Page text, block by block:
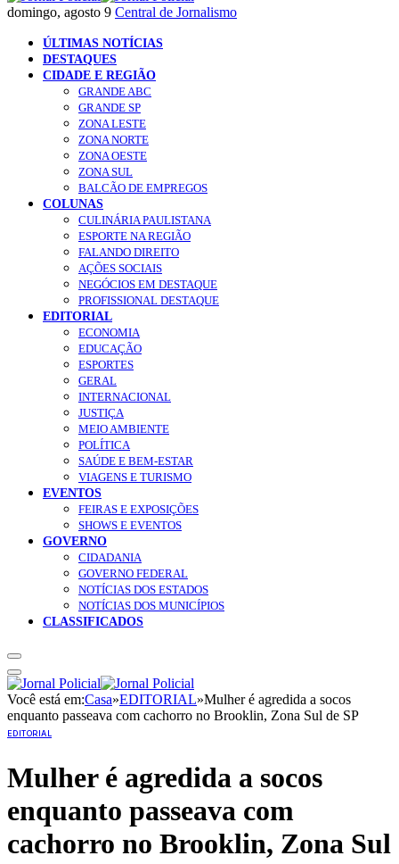
domingo, agosto 9 Central de Jornalismo
ÚLTIMAS NOTÍCIAS
DESTAQUES
CIDADE E REGIÃO
GRANDE ABC
GRANDE SP
ZONA LESTE
ZONA NORTE
ZONA OESTE
ZONA SUL
BALCÃO DE EMPREGOS
COLUNAS
CULINÁRIA PAULISTANA
ESPORTE NA REGIÃO
FALANDO DIREITO
AÇÕES SOCIAIS
NEGÓCIOS EM DESTAQUE
PROFISSIONAL DESTAQUE
EDITORIAL
ECONOMIA
EDUCAÇÃO
ESPORTES
GERAL
INTERNACIONAL
JUSTIÇA
MEIO AMBIENTE
POLÍTICA
SAÚDE E BEM-ESTAR
VIAGENS E TURISMO
EVENTOS
FEIRAS E EXPOSIÇÕES
SHOWS E EVENTOS
GOVERNO
CIDADANIA
GOVERNO FEDERAL
NOTÍCIAS DOS ESTADOS
NOTÍCIAS DOS MUNICÍPIOS
CLASSIFICADOS
Você está em:Casa»EDITORIAL»Mulher é agredida a socos
enquanto passeava com cachorro no Brooklin, Zona Sul de SP
EDITORIAL
Mulher é agredida a socos
enquanto passeava com
cachorro no Brooklin, Zona Sul